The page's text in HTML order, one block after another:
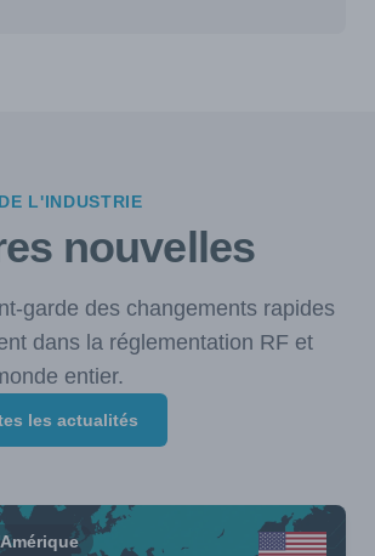
L'INDUSTRIE
nouvelles
garde des changements rapides
dans la réglementation RF et
entier.
les actualités